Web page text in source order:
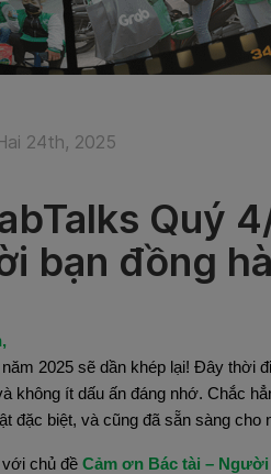
24th, 2025
Quý
bạn đồng
2025 sẽ dần khép lại! Đây thời
không ít dấu ấn đáng nhớ. Chắc
đặc biệt, và cũng đã sẵn sàng
chủ đề Cảm ơn Bác tài –